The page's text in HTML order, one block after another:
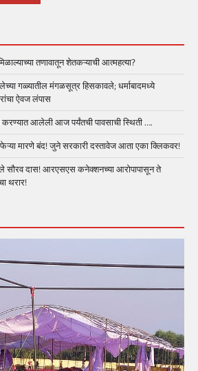
तणावातून शेतकऱ्याची आत्महत्या?
गळ्यातील मंगळसूत्र हिसकावले; धर्माबादमध्ये
ऐवज लंपास
करण्यात आलेली आज पर्यंतची पावसाची स्थिती ….
मारणे बंद! जुने सरकारी दस्तावेज आता एका क्लिकवर!
सौरव दास! आरएसएस कनेक्शनच्या आरोपापासून ते
थरार!